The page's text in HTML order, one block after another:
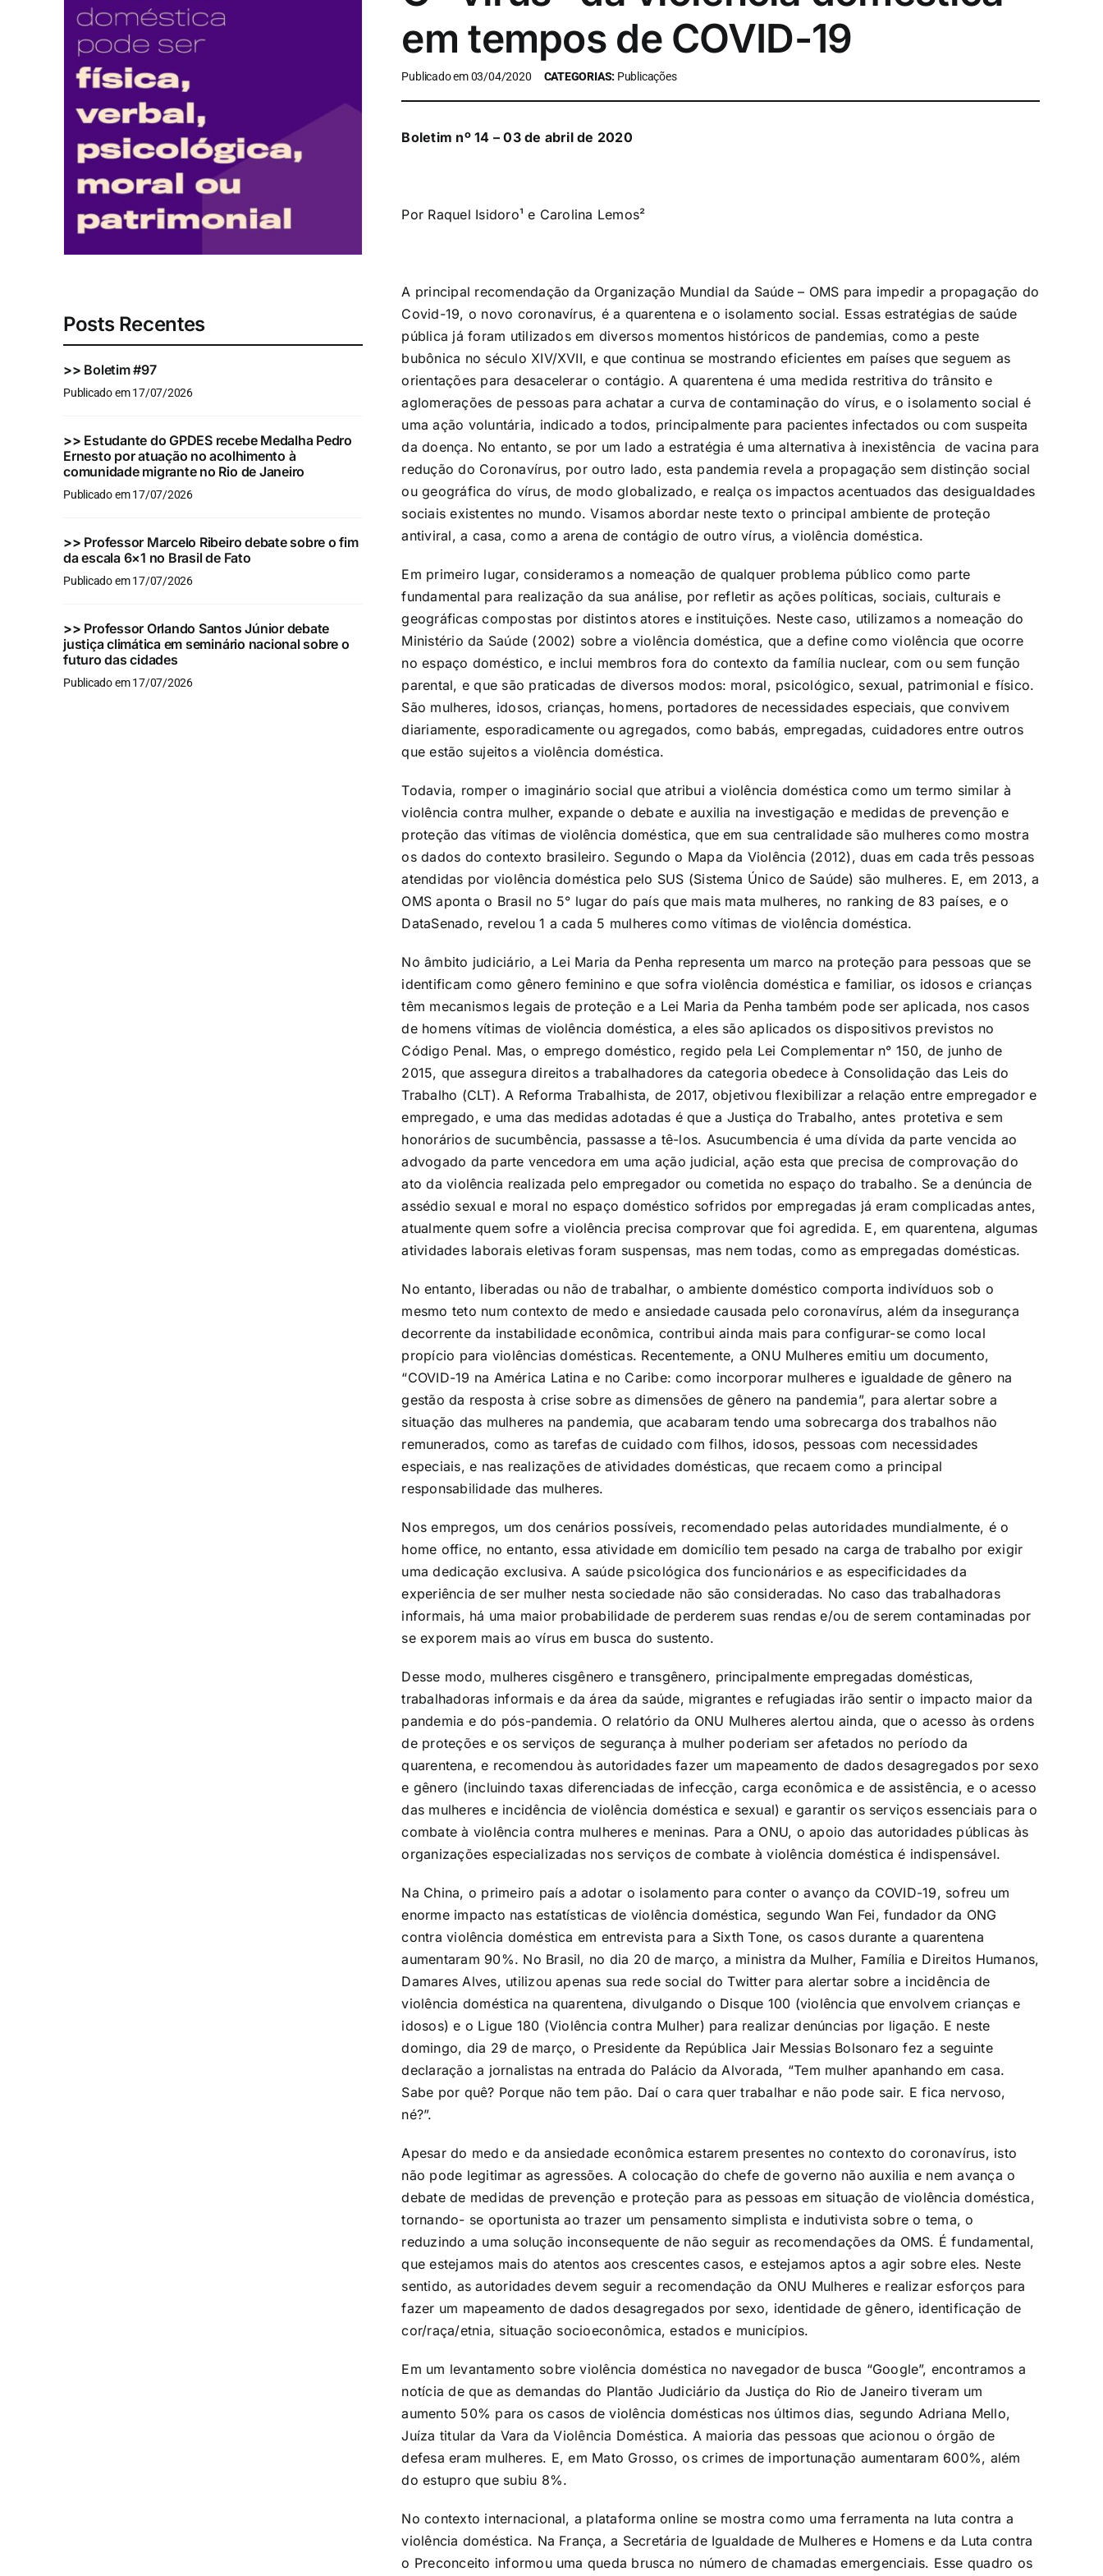
Posts Recentes
>> Boletim #97
Publicado em 17/07/2026
>> Estudante do GPDES recebe Medalha Pedro
Ernesto por atuação no acolhimento à
comunidade migrante no Rio de Janeiro
Publicado em 17/07/2026
>> Professor Marcelo Ribeiro debate sobre o fim
da escala 6×1 no Brasil de Fato
Publicado em 17/07/2026
>> Professor Orlando Santos Júnior debate
justiça climática em seminário nacional sobre o
futuro das cidades
Publicado em 17/07/2026
em tempos de COVID-19
Publicado em 03/04/2020 CATEGORIAS: Publicações
Boletim nº 14 – 03 de abril de 2020
Por Raquel Isidoro¹ e Carolina Lemos²
A principal recomendação da Organização Mundial da Saúde – OMS para impedir a propagação do
Covid-19, o novo coronavírus, é a quarentena e o isolamento social. Essas estratégias de saúde
pública já foram utilizados em diversos momentos históricos de pandemias, como a peste
bubônica no século XIV/XVII, e que continua se mostrando eficientes em países que seguem as
orientações para desacelerar o contágio. A quarentena é uma medida restritiva do trânsito e
aglomerações de pessoas para achatar a curva de contaminação do vírus, e o isolamento social é
uma ação voluntária, indicado a todos, principalmente para pacientes infectados ou com suspeita
da doença. No entanto, se por um lado a estratégia é uma alternativa à inexistência de vacina para
redução do Coronavírus, por outro lado, esta pandemia revela a propagação sem distinção social
ou geográfica do vírus, de modo globalizado, e realça os impactos acentuados das desigualdades
sociais existentes no mundo. Visamos abordar neste texto o principal ambiente de proteção
antiviral, a casa, como a arena de contágio de outro vírus, a violência doméstica.
Em primeiro lugar, consideramos a nomeação de qualquer problema público como parte
fundamental para realização da sua análise, por refletir as ações políticas, sociais, culturais e
geográficas compostas por distintos atores e instituições. Neste caso, utilizamos a nomeação do
Ministério da Saúde (2002) sobre a violência doméstica, que a define como violência que ocorre
no espaço doméstico, e inclui membros fora do contexto da família nuclear, com ou sem função
parental, e que são praticadas de diversos modos: moral, psicológico, sexual, patrimonial e físico.
São mulheres, idosos, crianças, homens, portadores de necessidades especiais, que convivem
diariamente, esporadicamente ou agregados, como babás, empregadas, cuidadores entre outros
que estão sujeitos a violência doméstica.
Todavia, romper o imaginário social que atribui a violência doméstica como um termo similar à
violência contra mulher, expande o debate e auxilia na investigação e medidas de prevenção e
proteção das vítimas de violência doméstica, que em sua centralidade são mulheres como mostra
os dados do contexto brasileiro. Segundo o Mapa da Violência (2012), duas em cada três pessoas
atendidas por violência doméstica pelo SUS (Sistema Único de Saúde) são mulheres. E, em 2013, a
OMS aponta o Brasil no 5° lugar do país que mais mata mulheres, no ranking de 83 países, e o
DataSenado, revelou 1 a cada 5 mulheres como vítimas de violência doméstica.
No âmbito judiciário, a Lei Maria da Penha representa um marco na proteção para pessoas que se
identificam como gênero feminino e que sofra violência doméstica e familiar, os idosos e crianças
têm mecanismos legais de proteção e a Lei Maria da Penha também pode ser aplicada, nos casos
de homens vítimas de violência doméstica, a eles são aplicados os dispositivos previstos no
Código Penal. Mas, o emprego doméstico, regido pela Lei Complementar n° 150, de junho de
2015, que assegura direitos a trabalhadores da categoria obedece à Consolidação das Leis do
Trabalho (CLT). A Reforma Trabalhista, de 2017, objetivou flexibilizar a relação entre empregador e
empregado, e uma das medidas adotadas é que a Justiça do Trabalho, antes protetiva e sem
honorários de sucumbência, passasse a tê-los. Asucumbencia é uma dívida da parte vencida ao
advogado da parte vencedora em uma ação judicial, ação esta que precisa de comprovação do
ato da violência realizada pelo empregador ou cometida no espaço do trabalho. Se a denúncia de
assédio sexual e moral no espaço doméstico sofridos por empregadas já eram complicadas antes,
atualmente quem sofre a violência precisa comprovar que foi agredida. E, em quarentena, algumas
atividades laborais eletivas foram suspensas, mas nem todas, como as empregadas domésticas.
No entanto, liberadas ou não de trabalhar, o ambiente doméstico comporta indivíduos sob o
mesmo teto num contexto de medo e ansiedade causada pelo coronavírus, além da insegurança
decorrente da instabilidade econômica, contribui ainda mais para configurar-se como local
propício para violências domésticas. Recentemente, a ONU Mulheres emitiu um documento,
“COVID-19 na América Latina e no Caribe: como incorporar mulheres e igualdade de gênero na
gestão da resposta à crise sobre as dimensões de gênero na pandemia”, para alertar sobre a
situação das mulheres na pandemia, que acabaram tendo uma sobrecarga dos trabalhos não
remunerados, como as tarefas de cuidado com filhos, idosos, pessoas com necessidades
especiais, e nas realizações de atividades domésticas, que recaem como a principal
responsabilidade das mulheres.
Nos empregos, um dos cenários possíveis, recomendado pelas autoridades mundialmente, é o
home office, no entanto, essa atividade em domicílio tem pesado na carga de trabalho por exigir
uma dedicação exclusiva. A saúde psicológica dos funcionários e as especificidades da
experiência de ser mulher nesta sociedade não são consideradas. No caso das trabalhadoras
informais, há uma maior probabilidade de perderem suas rendas e/ou de serem contaminadas por
se exporem mais ao vírus em busca do sustento.
Desse modo, mulheres cisgênero e transgênero, principalmente empregadas domésticas,
trabalhadoras informais e da área da saúde, migrantes e refugiadas irão sentir o impacto maior da
pandemia e do pós-pandemia. O relatório da ONU Mulheres alertou ainda, que o acesso às ordens
de proteções e os serviços de segurança à mulher poderiam ser afetados no período da
quarentena, e recomendou às autoridades fazer um mapeamento de dados desagregados por sexo
e gênero (incluindo taxas diferenciadas de infecção, carga econômica e de assistência, e o acesso
das mulheres e incidência de violência doméstica e sexual) e garantir os serviços essenciais para o
combate à violência contra mulheres e meninas. Para a ONU, o apoio das autoridades públicas às
organizações especializadas nos serviços de combate à violência doméstica é indispensável.
Na China, o primeiro país a adotar o isolamento para conter o avanço da COVID-19, sofreu um
enorme impacto nas estatísticas de violência doméstica, segundo Wan Fei, fundador da ONG
contra violência doméstica em entrevista para a Sixth Tone, os casos durante a quarentena
aumentaram 90%. No Brasil, no dia 20 de março, a ministra da Mulher, Família e Direitos Humanos,
Damares Alves, utilizou apenas sua rede social do Twitter para alertar sobre a incidência de
violência doméstica na quarentena, divulgando o Disque 100 (violência que envolvem crianças e
idosos) e o Ligue 180 (Violência contra Mulher) para realizar denúncias por ligação. E neste
domingo, dia 29 de março, o Presidente da República Jair Messias Bolsonaro fez a seguinte
declaração a jornalistas na entrada do Palácio da Alvorada, “Tem mulher apanhando em casa.
Sabe por quê? Porque não tem pão. Daí o cara quer trabalhar e não pode sair. E fica nervoso,
né?”.
Apesar do medo e da ansiedade econômica estarem presentes no contexto do coronavírus, isto
não pode legitimar as agressões. A colocação do chefe de governo não auxilia e nem avança o
debate de medidas de prevenção e proteção para as pessoas em situação de violência doméstica,
tornando- se oportunista ao trazer um pensamento simplista e indutivista sobre o tema, o
reduzindo a uma solução inconsequente de não seguir as recomendações da OMS. É fundamental,
que estejamos mais do atentos aos crescentes casos, e estejamos aptos a agir sobre eles. Neste
sentido, as autoridades devem seguir a recomendação da ONU Mulheres e realizar esforços para
fazer um mapeamento de dados desagregados por sexo, identidade de gênero, identificação de
cor/raça/etnia, situação socioeconômica, estados e municípios.
Em um levantamento sobre violência doméstica no navegador de busca “Google”, encontramos a
notícia de que as demandas do Plantão Judiciário da Justiça do Rio de Janeiro tiveram um
aumento 50% para os casos de violência domésticas nos últimos dias, segundo Adriana Mello,
Juíza titular da Vara da Violência Doméstica. A maioria das pessoas que acionou o órgão de
defesa eram mulheres. E, em Mato Grosso, os crimes de importunação aumentaram 600%, além
do estupro que subiu 8%.
No contexto internacional, a plataforma online se mostra como uma ferramenta na luta contra a
violência doméstica. Na França, a Secretária de Igualdade de Mulheres e Homens e da Luta contra
o Preconceito informou uma queda brusca no número de chamadas emergenciais. Esse quadro os